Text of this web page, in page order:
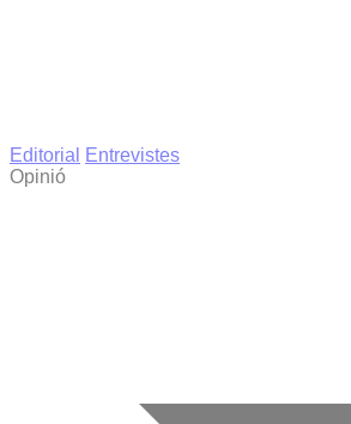
Editorial
Entrevistes
Opinió